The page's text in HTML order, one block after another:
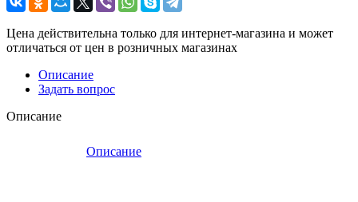
Цена действительна только для интернет-магазина и может
отличаться от цен в розничных магазинах
Описание
Задать вопрос
Описание
Описание